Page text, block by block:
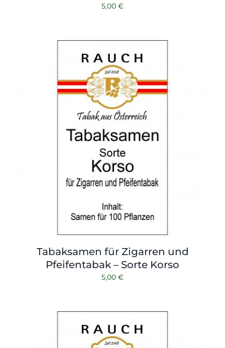
5,00 €
Tabaksamen für Zigarren und
Pfeifentabak – Sorte Korso
5,00 €